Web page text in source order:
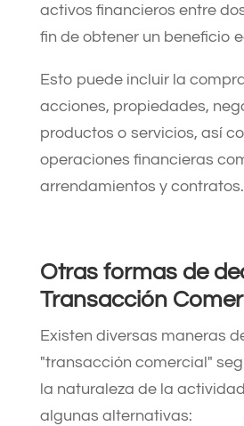
activos financieros entre
fin de obtener un beneficio
Esto puede incluir la
acciones, propiedades,
productos o servicios, así
operaciones financieras
arrendamientos y contratos.
Otras formas de
Transacción
Existen diversas maneras
"transacción comercial"
la naturaleza de la
algunas alternativas: